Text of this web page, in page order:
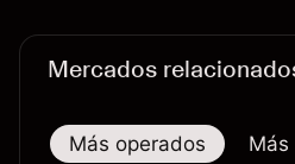
Mercados
Más operados Más